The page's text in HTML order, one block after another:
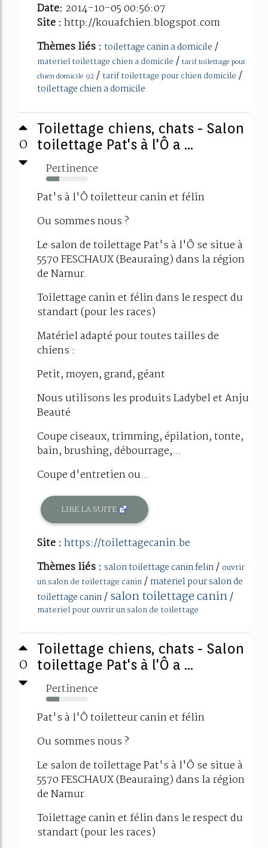
Date: 2014-10-05 00:56:07
Site : http://kouafchien.blogspot.com
Thèmes liés : toilettage canin a domicile /
materiel toilettage chien a domicile / tarif toilettage pour
chien domicile 92 / tarif toilettage pour chien domicile /
toilettage chien a domicile
0
Toilettage chiens, chats - Salon
toilettage Pat's à l'Ô a ...
Pertinence
31%
Pat's à l'Ô toiletteur canin et félin
Ou sommes nous ?
Le salon de toilettage Pat's à l'Ô se situe à
5570 FESCHAUX (Beauraing) dans la région
de Namur.
Toilettage canin et félin dans le respect du
standart (pour les races)
Matériel adapté pour toutes tailles de
chiens :
Petit, moyen, grand, géant
Nous utilisons les produits Ladybel et Anju
Beauté
Coupe ciseaux, trimming, épilation, tonte,
bain, brushing, débourrage,...
Coupe d'entretien ou...
LIRE LA SUITE
Site : https://toilettagecanin.be
Thèmes liés : salon toilettage canin felin/ ouvrir
un salon de toilettage canin/ materiel pour salon de
toilettage canin/salon toilettage canin/
materiel pour ouvrir un salon de toilettage
0
Toilettage chiens, chats - Salon
toilettage Pat's à l'Ô a ...
Pertinence
31%
Pat's à l'Ô toiletteur canin et félin
Ou sommes nous ?
Le salon de toilettage Pat's à l'Ô se situe à
5570 FESCHAUX (Beauraing) dans la région
de Namur.
Toilettage canin et félin dans le respect du
standart (pour les races)